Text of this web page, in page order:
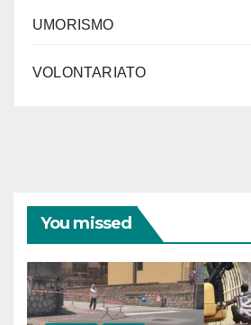
UMORISMO
VOLONTARIATO
You missed